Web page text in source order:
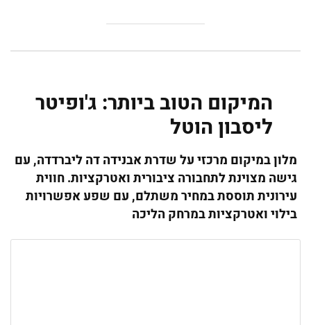
המיקום הטוב ביותר: ג'ופיטר
ליסבון הוטל
מלון במיקום מרכזי על שדרת אבנידה דה ליברדדה, עם
גישה מצוינת לתחבורה ציבורית ואטרקציות. חווית
עירונית תוססת במחיר משתלם, עם שפע אפשרויות
בילוי ואטרקציות במרחק הליכה